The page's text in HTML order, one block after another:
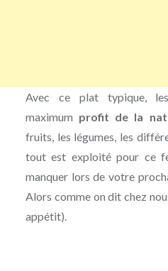
Avec ce plat typique,
maximum profit de la
fruits, les légumes, les
tout est exploité pour ce
manquer lors de votre
Alors comme on dit chez
appétit).